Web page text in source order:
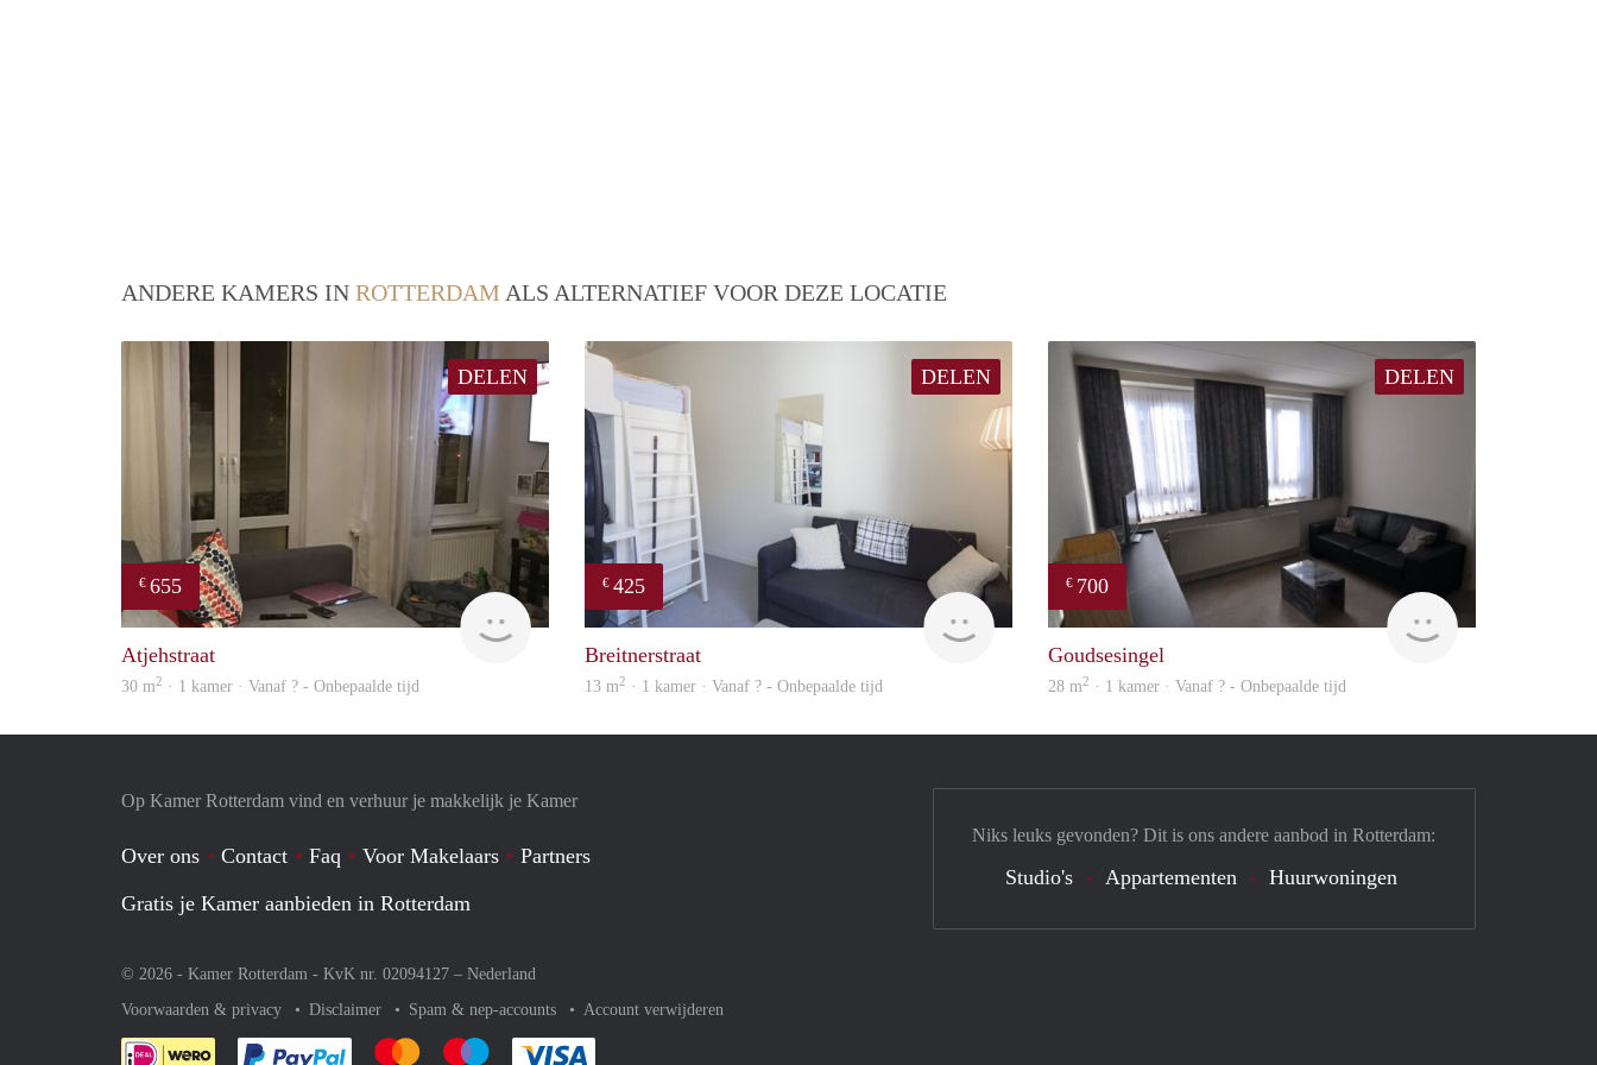
ANDERE KAMERS IN ROTTERDAM ALS ALTERNATIEF VOOR DEZE LOCATIE
DELEN
€ 655
Woning
Atjehstraat
30 m2 · 1 kamer · Vanaf ? - Onbepaalde tijd
DELEN
€ 425
Breitnerstraat
13 m2 · 1 kamer · Vanaf ? - Onbepaalde tijd
DELEN
€ 700
Goudsesingel
28 m2 · 1 kamer · Vanaf ? - Onbepaalde tijd
Op Kamer Rotterdam vind en verhuur je makkelijk je Kamer
Over ons Contact Faq Voor Makelaars
Partners
Gratis je Kamer aanbieden in Rotterdam
© 2026 - Kamer Rotterdam - KvK nr. 02094127 – Nederland
Voorwaarden & privacy
Disclaimer Spam & nep-accounts Account verwijderen
Je rekent gemakkelijk af met Paypal
Je rekent gemakkelijk af met Mastercard
Je rekent gemakkelijk af met Meastro
Niks leuks gevonden? Dit is ons andere aanbod in Rotterdam:
Studio's Appartementen Huurwoningen